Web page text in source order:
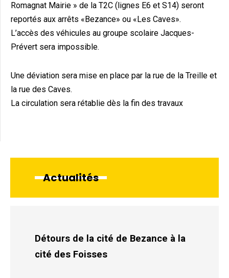
Romagnat Mairie » de la T2C (lignes E6 et S14) seront
reportés aux arrêts «Bezance» ou «Les Caves».
L’accès des véhicules au groupe scolaire Jacques-
Prévert sera impossible.
Une déviation sera mise en place par la rue de la Treille et
la rue des Caves.
La circulation sera rétablie dès la fin des travaux
Actualités
Détours de la cité de Bezance à la
cité des Foisses